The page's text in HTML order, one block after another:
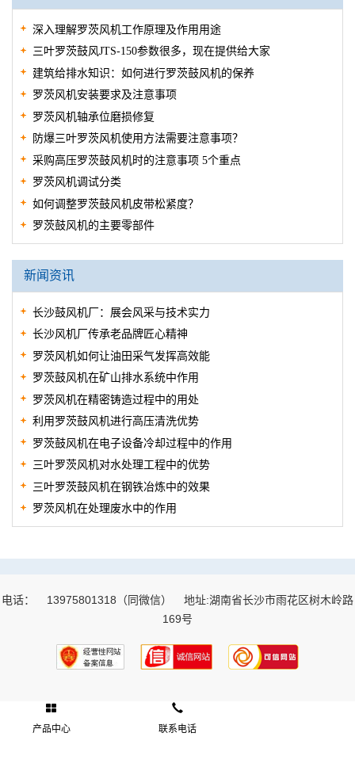
深入理解罗茨风机工作原理及作用用途
三叶罗茨鼓风JTS-150参数很多，现在提供给大家
建筑给排水知识：如何进行罗茨鼓风机的保养
罗茨风机安装要求及注意事项
罗茨风机轴承位磨损修复
防爆三叶罗茨风机使用方法需要注意事项？
采购高压罗茨鼓风机时的注意事项 5个重点
罗茨风机调试分类
如何调整罗茨鼓风机皮带松紧度？
罗茨鼓风机的主要零部件
新闻资讯
长沙鼓风机厂：展会风采与技术实力
长沙风机厂传承老品牌匠心精神
罗茨风机如何让油田采气发挥高效能
罗茨鼓风机在矿山排水系统中作用
罗茨风机在精密铸造过程中的用处
利用罗茨鼓风机进行高压清洗优势
罗茨鼓风机在电子设备冷却过程中的作用
三叶罗茨风机对水处理工程中的优势
三叶罗茨鼓风机在钢铁冶炼中的效果
罗茨风机在处理废水中的作用
电话： 13975801318（同微信）
地址:湖南省长沙市雨花区树木岭路
169号
产品中心 联系电话